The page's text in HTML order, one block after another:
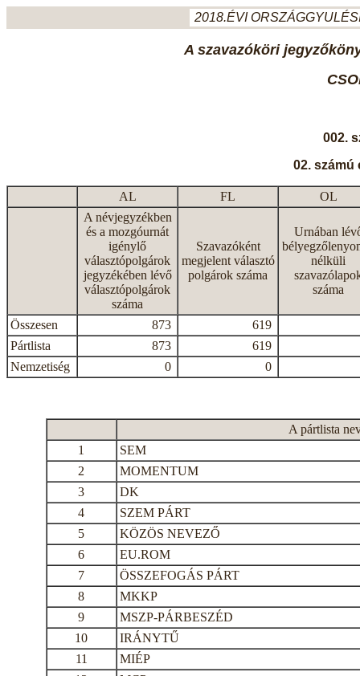
2018.ÉVI
A szavazóköri
002.
02. számú
AL FL
OL
A névjegyzékben
és a mozgóurnát
igénylő
választópolgárok
jegyzékében lévő
választópolgárok
száma
Szavazóként
megjelent választó
polgárok száma
Urnában
nélküli
száma
Összesen 873
619
Pártlista
873
619
Nemzetiség
0 0
A pártlista
1
SEM
2
MOMENTUM
3
DK
4
SZEM PÁRT
5
KÖZÖS NEVEZŐ
6
EU.ROM
7
ÖSSZEFOGÁS PÁRT
8
MKKP
9
MSZP-PÁRBESZÉD
10
IRÁNYTŰ
11
MIÉP